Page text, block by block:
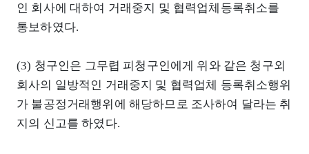
인 회사에 대하여 거래중지 및 협력업체등록취소를
통보하였다.
(3) 청구인은 그무렵 피청구인에게 위와 같은 청구외
회사의 일방적인 거래중지 및 협력업체 등록취소행위
가 불공정거래행위에 해당하므로 조사하여 달라는 취
지의 신고를 하였다.